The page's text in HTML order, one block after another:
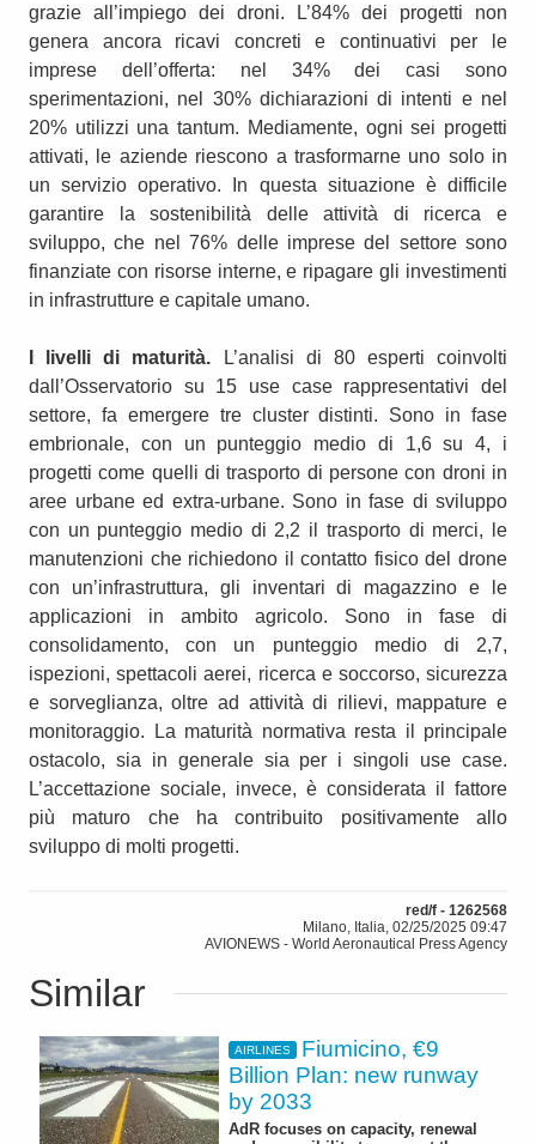
grazie all’impiego dei droni. L’84% dei progetti non
genera ancora ricavi concreti e continuativi per le
imprese dell’offerta: nel 34% dei casi sono
sperimentazioni, nel 30% dichiarazioni di intenti e nel
20% utilizzi una tantum. Mediamente, ogni sei progetti
attivati, le aziende riescono a trasformarne uno solo in
un servizio operativo. In questa situazione è difficile
garantire la sostenibilità delle attività di ricerca e
sviluppo, che nel 76% delle imprese del settore sono
finanziate con risorse interne, e ripagare gli investimenti
in infrastrutture e capitale umano.
I livelli di maturità. L’analisi di 80 esperti coinvolti
dall’Osservatorio su 15 use case rappresentativi del
settore, fa emergere tre cluster distinti. Sono in fase
embrionale, con un punteggio medio di 1,6 su 4, i
progetti come quelli di trasporto di persone con droni in
aree urbane ed extra-urbane. Sono in fase di sviluppo
con un punteggio medio di 2,2 il trasporto di merci, le
manutenzioni che richiedono il contatto fisico del drone
con un’infrastruttura, gli inventari di magazzino e le
applicazioni in ambito agricolo. Sono in fase di
consolidamento, con un punteggio medio di 2,7,
ispezioni, spettacoli aerei, ricerca e soccorso, sicurezza
e sorveglianza, oltre ad attività di rilievi, mappature e
monitoraggio. La maturità normativa resta il principale
ostacolo, sia in generale sia per i singoli use case.
L’accettazione sociale, invece, è considerata il fattore
più maturo che ha contribuito positivamente allo
sviluppo di molti progetti.
red/f - 1262568
Milano, Italia, 02/25/2025 09:47
AVIONEWS - World Aeronautical Press Agency
Similar
AIRLINES
Fiumicino, €9
Billion Plan: new runway
by 2033
AdR focuses on capacity, renewal